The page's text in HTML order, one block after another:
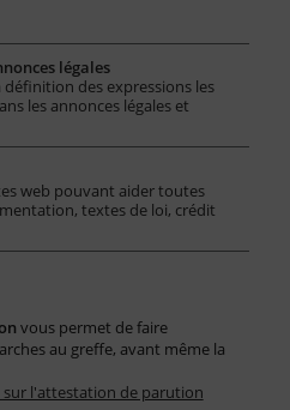
légales
définition des expressions les
les annonces légales et
web pouvant aider toutes
textes de loi, crédit
vous permet de faire
au greffe, avant même la
l'attestation de parution